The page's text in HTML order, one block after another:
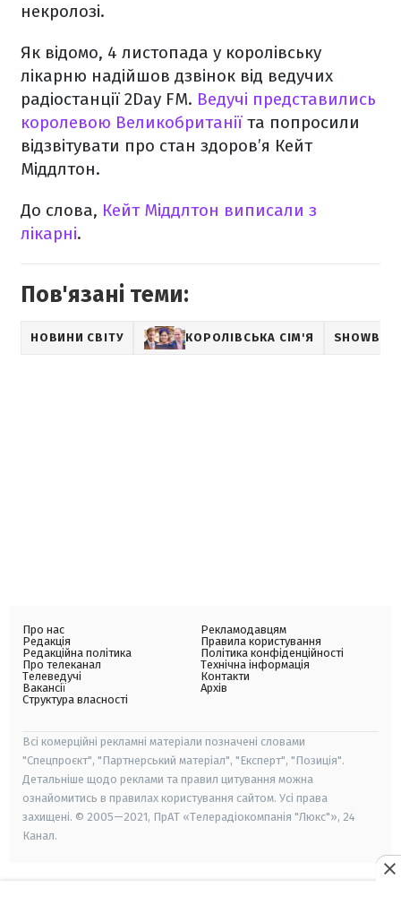
некролозі.
Як відомо, 4 листопада у королівську
лікарню надійшов дзвінок від ведучих
радіостанції 2Day FM. Ведучі представились
королевою Великобританії та попросили
відзвітувати про стан здоров’я Кейт
Міддлтон.
До слова, Кейт Міддлтон виписали з
лікарні.
Пов'язані теми:
НОВИНИ СВІТУ КОРОЛІВСЬКА СІМ'Я SHOWBIZ
Про нас
Редакція
Редакційна політика
Про телеканал
Телеведучі
Вакансії
Структура власності
Рекламодавцям
Правила користування
Політика конфіденційності
Технічна інформація
Контакти
Архів
Всі комерційні рекламні матеріали позначені словами
"Спецпроєкт", "Партнерський матеріал", "Експерт", "Позиція".
Детальніше щодо реклами та правил цитування можна
ознайомитись в правилах користування сайтом. Усі права
захищені. © 2005—2021, ПрАТ «Телерадіокомпанія "Люкс"», 24
Канал.